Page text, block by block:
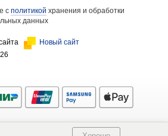
с политикой хранения и обработки
данных
Новый сайт